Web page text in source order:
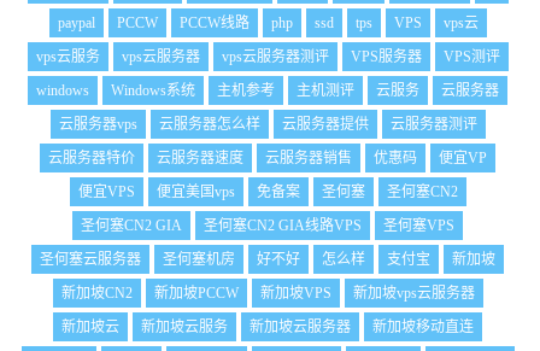
paypal
PCCW PCCW线路 php ssd tps VPS
vps云
vps云服务
vps云服务器 vps云服务器测评 VPS服务器
VPS测评
windows
Windows系统 主机参考 主机测评 云服务
云服务器
云服务器vps
云服务器怎么样 云服务器提供
云服务器测评
云服务器特价
云服务器速度 云服务器销售 优惠码
便宜VP
便宜VPS
便宜美国vps 免备案 圣何塞
圣何塞CN2
圣何塞CN2 GIA
圣何塞CN2 GIA线路VPS
圣何塞VPS
圣何塞云服务器
圣何塞机房 好不好 怎么样 支付宝
新加坡
新加坡CN2
新加坡PCCW 新加坡VPS
新加坡vps云服务器
新加坡云
新加坡云服务 新加坡云服务器
新加坡移动直连